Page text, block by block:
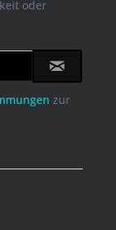
oder
zur